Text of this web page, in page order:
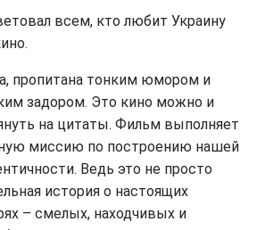
всем, кто любит Украину
пропитана тонким юмором и
задором. Это кино можно и
на цитаты. Фильм выполняет
миссию по построению нашей
Ведь это не просто
история о настоящих
– смелых, находчивых и